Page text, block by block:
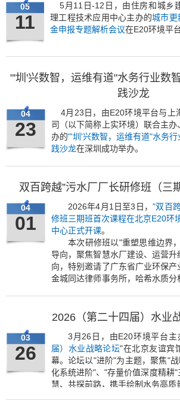
05
11
5月11日-12日，由住房和城乡
理工程技术应用中心主办的城市更
金申报专题解析会议在E20环境平
"'圳'兴数智，运维有道"水务行业数
践沙龙
04
23
4月23日，由E20环境平台与上
司（以下简称上实环境）联合主
办的"'圳'兴数智，运维有道"水务
践沙龙在深圳成功举办。
双百跨越”污水厂厂长研修班（三
04
01
2026年4月1日至3日， "双百
修班三期班首次课程在北京E20环
中心正式开课。
本次研修班以"重塑思维边界
导向，聚焦智慧水厂建设、运营
向，特别邀请了广东省广业环保
金城同达律师事务所，哈希水质分
战路径与深度思考，助力学员拓宽
2026（第二十四届）水业
03
26
3月26日，由E20环境平台主
届）水业战略论坛"在北京友谊宾
幕。 论坛以"进阶"为主题，聚焦"
化系统进阶"、"存量价值深度精耕"
慧、共探前路，携手绘制水务高质